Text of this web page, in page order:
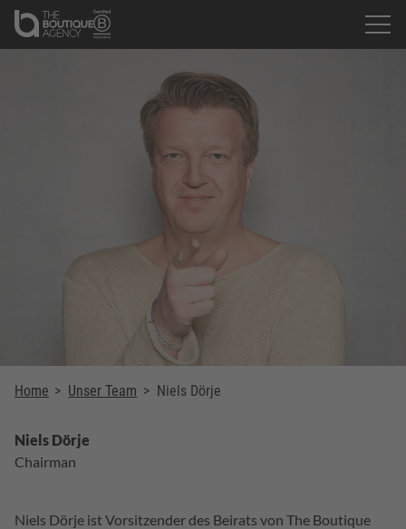
Home > Unser Team > Niels Dörje
Niels Dörje
Chairman
Niels Dörje ist Vorsitzender des Beirats von The Boutique